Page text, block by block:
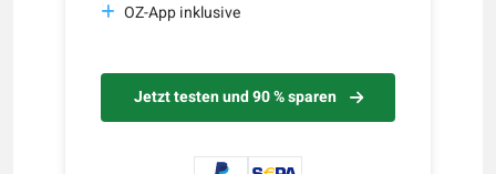
OZ-App inklusive
Jetzt testen und 90 % sparen